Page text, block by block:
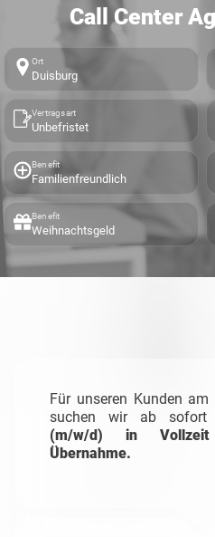
Call Center
Ort
Duisburg
Vertragsart
Unbefristet
Benefit
Familienfreundlich
Benefit
Weihnachtsgeld
Für unseren Kunden
suchen wir ab sofort
(m/w/d) in
Übernahme.